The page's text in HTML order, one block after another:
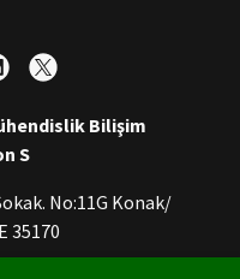
Bilişim
S
No:11G Konak/
35170